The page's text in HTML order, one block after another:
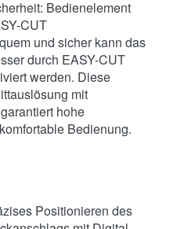
Bedienelement
CUT
und sicher kann das
durch EASY-CUT
werden. Diese
mit
hohe
Bedienung.
Positionieren des